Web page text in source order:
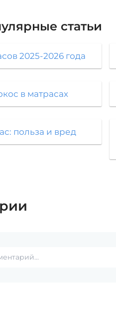
статьи
2025-2026 года
в матрасах
польза и вред